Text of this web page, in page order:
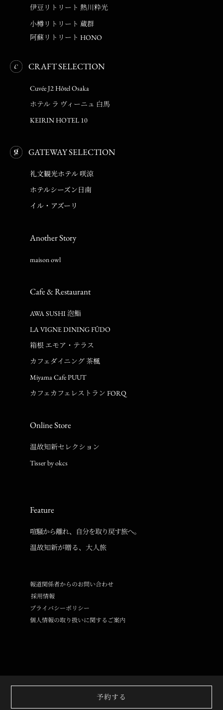
予約する
伊豆リトリート 熱川粋光
小樽リトリート 蔵群
阿蘇リトリート HONO
CRAFT SELECTION
Cuvée J2 Hôtel Osaka
ホテル ラ ヴィーニュ 白馬
KEIRIN HOTEL 10
GATEWAY SELECTION
礼文観光ホテル 咲涼
ホテルシーズン日南
イル・アズーリ
Another Story
maison owl
Cafe & Restaurant
AWA SUSHI 泡鮨
LA VIGNE DINING FÛDO
箱根 エモア・テラス
カフェダイニング 茶楓
Miyama Cafe PUUT
カフェカフェレストラン FORQ
Online Store
温故知新セレクション
Tisser by okcs
Feature
喧騒から離れ、自分を取り戻す旅へ。
温故知新が贈る、大人旅
報道関係者からのお問い合わせ
採用情報
プライバシーポリシー
個人情報の取り扱いに関するご案内
© Copyright Onko Chishin inc. All Rights Reserved.